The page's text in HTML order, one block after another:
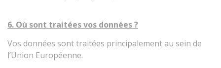
6. Où sont traitées vos données ?
Vos données sont traitées principalement au sein de
l’Union Européenne.